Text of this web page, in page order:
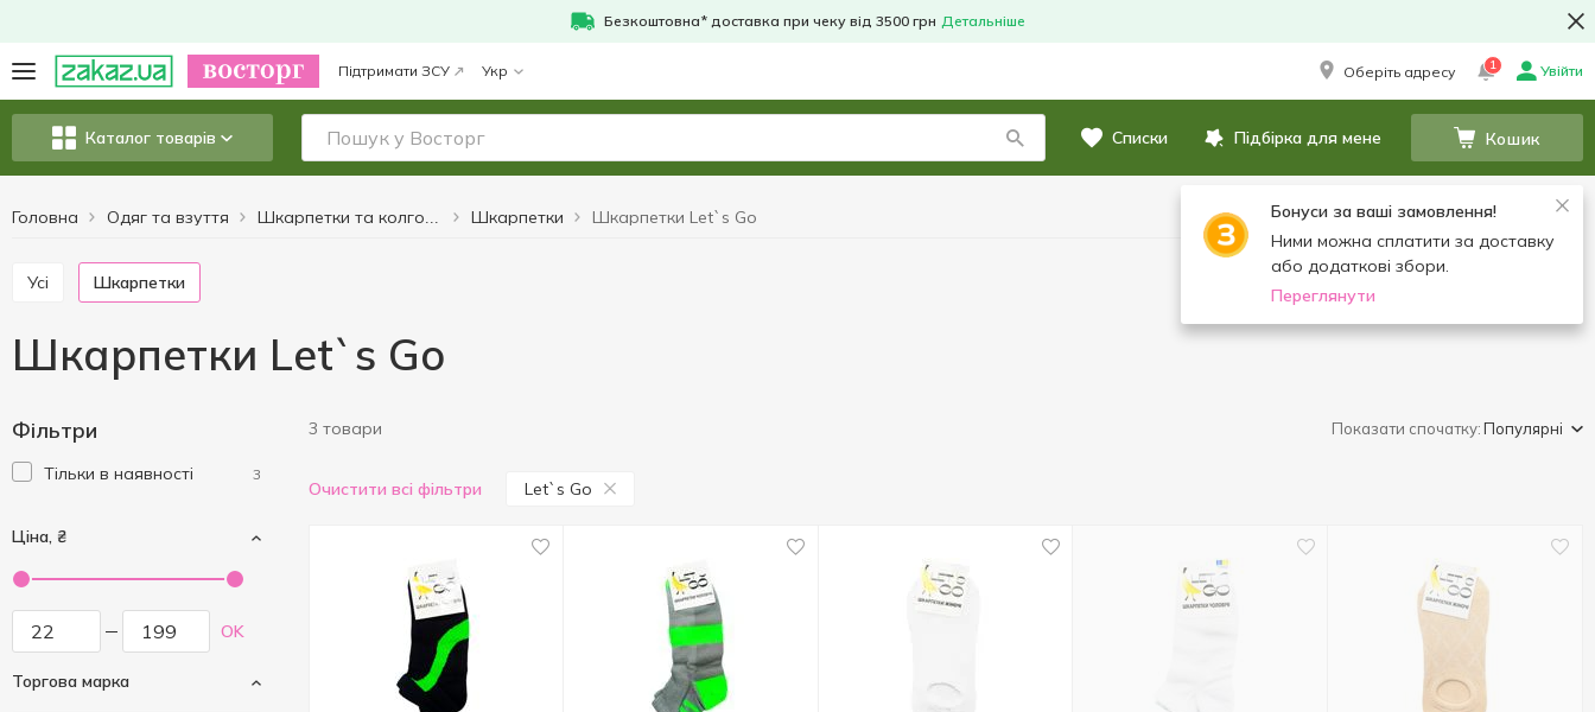
Безкоштовна* доставка при чеку від 3500 грн Детальніше
Підтримати ЗСУ Укр Оберіть адресу 1 Увійти
Каталог товарів Списки Підбірка для мене Кошик
Бонуси за ваші замовлення!
Ними можна сплатити за доставку
або додаткові збори.
Переглянути
Головна Одяг та взуття Шкарпетки Шкарпетки Let`s Go
Усі Шкарпетки
Шкарпетки Let`s Go
Фільтри
Тільки в наявності 3
Ціна, ₴
OK
Торгова марка
3 товари Показати спочатку:Популярні
Очистити всі фільтри Let`s Go